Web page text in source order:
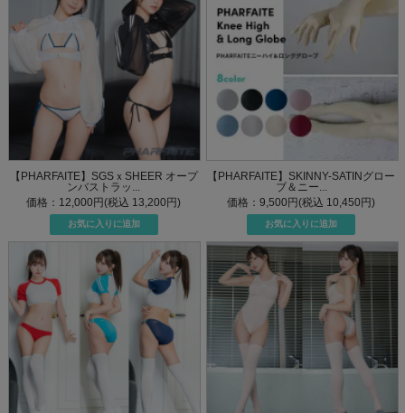
【PHARFAITE】SGSｘSHEER オープ
ンバストラッ...
価格：12,000円(税込 13,200円)
【PHARFAITE】SKINNY-SATINグロー
ブ＆ニー...
価格：9,500円(税込 10,450円)